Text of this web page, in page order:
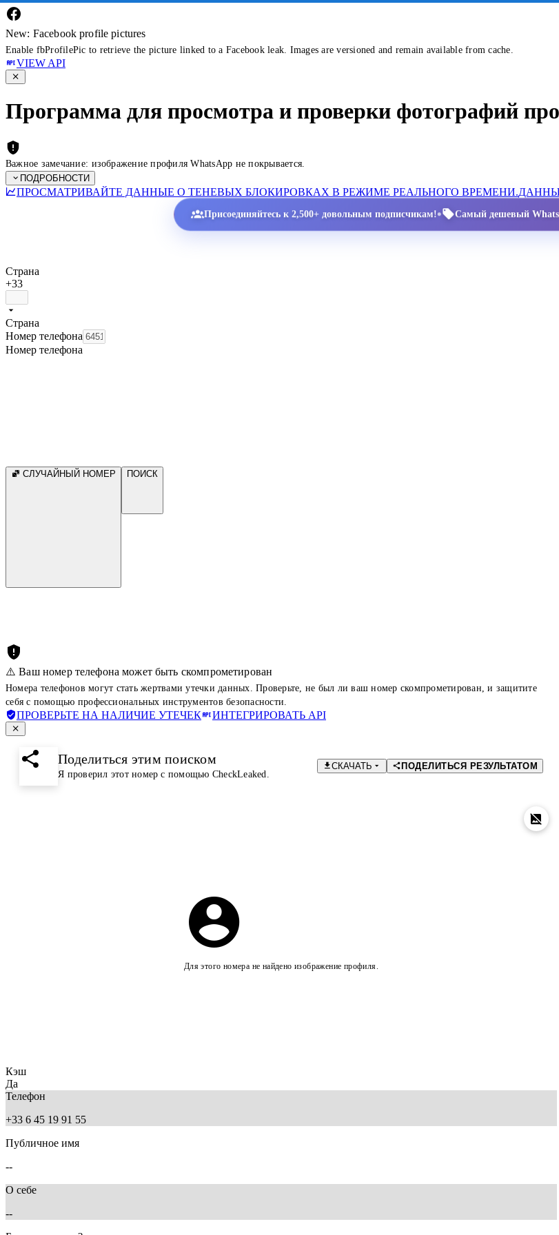
New: Facebook profile pictures
Enable fbProfilePic to retrieve the picture linked to a Facebook leak. Images are versioned and remain available from cache.
VIEW API
Программа для просмотра и проверки фотографий
Важное замечание: изображение профиля WhatsApp не покрывается.
ПОДРОБНОСТИ
ПРОСМАТРИВАЙТЕ ДАННЫЕ О ТЕНЕВЫХ БЛОКИРОВКАХ В РЕЖИМЕ РЕАЛЬНОГО ВРЕМЕНИ.
Присоединяйтесь к 2,500+ довольным подписчикам!• Самый дешевый
Страна
+33
Страна
Номер телефона
Номер телефона
СЛУЧАЙНЫЙ НОМЕР ПОИСК
⚠️ Ваш номер телефона может быть скомпрометирован
Номера телефонов могут стать жертвами утечки данных. Проверьте, не был ли ваш номер скомпрометирован, и защитите
себя с помощью профессиональных инструментов безопасности.
ПРОВЕРЬТЕ НА НАЛИЧИЕ УТЕЧЕК ИНТЕГРИРОВАТЬ API
Поделиться этим поиском
Я проверил этот номер с помощью CheckLeaked.
СКАЧАТЬ ПОДЕЛИТЬСЯ РЕЗУЛЬТАТОМ
Для этого номера не найдено изображение профиля.
Кэш
Да
Телефон
+33 6 45 19 91 55
Публичное имя
--
О себе
--